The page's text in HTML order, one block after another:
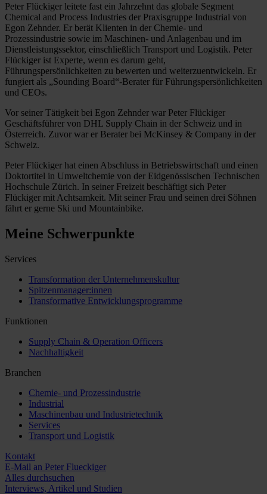
Peter Flückiger leitete fast ein Jahrzehnt das globale Segment
Chemical and Process Industries der Praxisgruppe Industrial von
Egon Zehnder. Er berät Klienten in der Chemie- und
Prozessindustrie sowie im Maschinen- und Anlagenbau und im
Dienstleistungssektor, einschließlich Transport und Logistik. Peter
Flückiger ist Experte, wenn es darum geht,
Führungspersönlichkeiten zu bewerten und weiterzuentwickeln. Er
fungiert als „Sounding Board“-Berater für Führungspersönlichkeiten
und CEOs.
Vor seiner Tätigkeit bei Egon Zehnder war Peter Flückiger
Geschäftsführer von DHL Supply Chain in der Schweiz und in
Österreich. Zuvor war er Berater bei McKinsey & Company in der
Schweiz.
Peter Flückiger hat einen Abschluss in Betriebswirtschaft und einen
Doktortitel in Umweltchemie von der Eidgenössischen Technischen
Hochschule Zürich. In seiner Freizeit beschäftigt sich Peter
Flückiger mit Achtsamkeit. Mit seiner Frau und seinen drei Söhnen
fährt er gerne Ski und Mountainbike.
Meine Schwerpunkte
Services
Transformation der Unternehmenskultur
Spitzenmanager:innen
Transformative Entwicklungsprogramme
Funktionen
Supply Chain & Operation Officers
Nachhaltigkeit
Branchen
Chemie- und Prozessindustrie
Industrial
Maschinenbau und Industrietechnik
Services
Transport und Logistik
Kontakt
E-Mail an Peter Flueckiger
Alles durchsuchen
Interviews, Artikel und Studien